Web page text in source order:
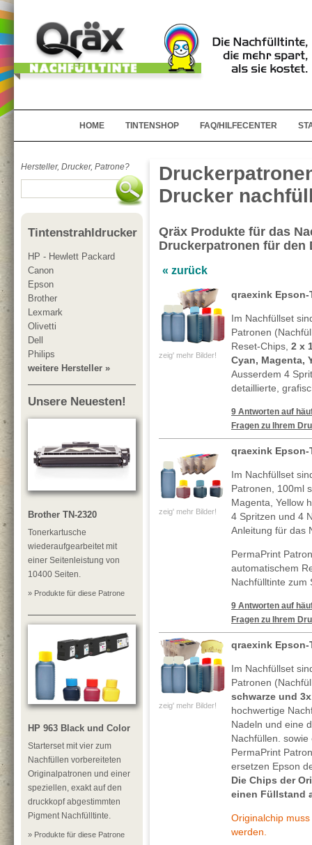
HOME TINTENSHOP FAQ/HILFECENTER
Hersteller, Drucker, Patrone?
Tintenstrahldrucker
HP - Hewlett Packard
Canon
Epson
Brother
Lexmark
Olivetti
Dell
Philips
weitere Hersteller »
Unsere Neuesten!
Brother TN-2320
Tonerkartusche
wiederaufgearbeitet mit
einer Seitenleistung von
10400 Seiten.
» Produkte für diese Patrone
HP 963 Black und Color
Starterset mit vier zum
Nachfüllen vorbereiteten
Originalpatronen und einer
speziellen, exakt auf den
druckkopf abgestimmten
Pigment Nachfülltinte.
» Produkte für diese Patrone
Drucker
Qräx Produkte für das
Druckerpatronen für den
« zurück
zeig' mehr Bilder!
qraexink Epson-
Im Nachfüllset
Patronen
Reset-Chips, 2 x
Cyan, Magenta,
Ausserdem 4
detaillierte,
9 Antworten auf
Fragen zu Ihrem
zeig' mehr Bilder!
qraexink Epson-
Im Nachfüllset
Patronen, 100ml
Magenta, Yellow
4 Spritzen und 4
Anleitung für das
PermaPrint
automatischem
Nachfülltinte zum
9 Antworten auf
Fragen zu Ihrem
zeig' mehr Bilder!
qraexink Epson-
Im Nachfüllset
Patronen
schwarze und
hochwertige
Nadeln und eine
Nachfüllen.
PermaPrint
ersetzen Epson
Die Chips der
einen Füllstand
Originalchip
werden.